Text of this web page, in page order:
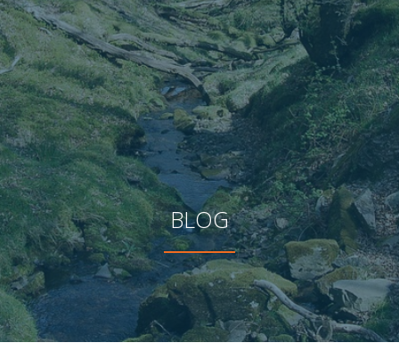
BLOG